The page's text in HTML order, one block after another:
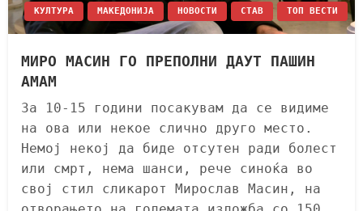
КУЛТУРА МАКЕДОНИЈА НОВОСТИ СТАВ ТОП ВЕСТИ
МИРО МАСИН ГО ПРЕПОЛНИ ДАУТ ПАШИН
АМАМ
За 10-15 години посакувам да се видиме
на ова или некое слично друго место.
Немој некој да биде отсутен ради болест
или смрт, нема шанси, рече синоќа во
свој стил сликарот Мирослав Масин, на